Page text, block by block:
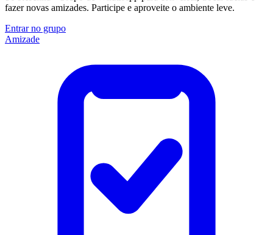
fazer novas amizades. Participe e aproveite o ambiente leve.
Entrar no grupo
Amizade